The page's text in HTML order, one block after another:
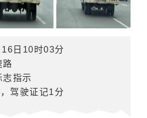
日10时03分
路
指示
驾驶证记1 分